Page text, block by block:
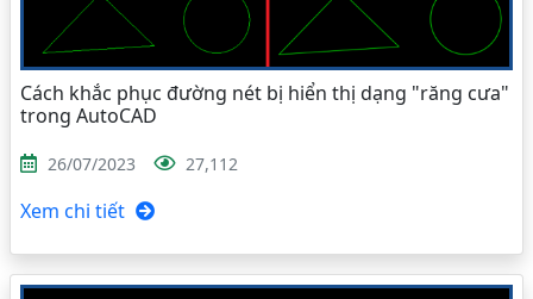
Cách khắc phục đường nét bị hiển thị dạng "răng cưa"
trong AutoCAD
26/07/2023 27,112
Xem chi tiết